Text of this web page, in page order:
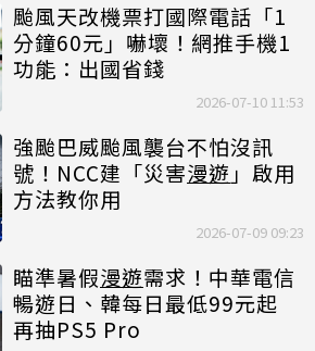
颱風天改機票打國際電話「1
分鐘60元」嚇壞！網推手機1
功能：出國省錢
2026-07-10 11:53
強颱巴威颱風襲台不怕沒訊
號！NCC建「災害漫遊 」啟用
方法教你用
2026-07-09 09:23
瞄準暑假漫遊需求！中華電信
暢遊日、韓每日最低99元起
再抽PS5 Pro